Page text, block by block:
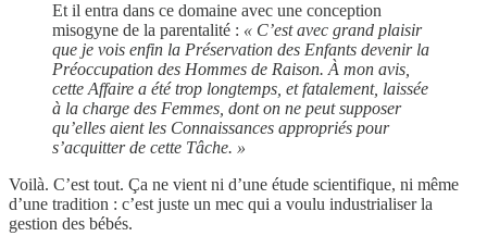
Et il entra dans ce domaine avec une conception
misogyne de la parentalité : « C’est avec grand plaisir
que je vois enfin la Préservation des Enfants devenir la
Préoccupation des Hommes de Raison. À mon avis,
cette Affaire a été trop longtemps, et fatalement, laissée
à la charge des Femmes, dont on ne peut supposer
qu’elles aient les Connaissances appropriés pour
s’acquitter de cette Tâche. »
Voilà. C’est tout. Ça ne vient ni d’une étude scientifique, ni même
d’une tradition : c’est juste un mec qui a voulu industrialiser la
gestion des bébés.